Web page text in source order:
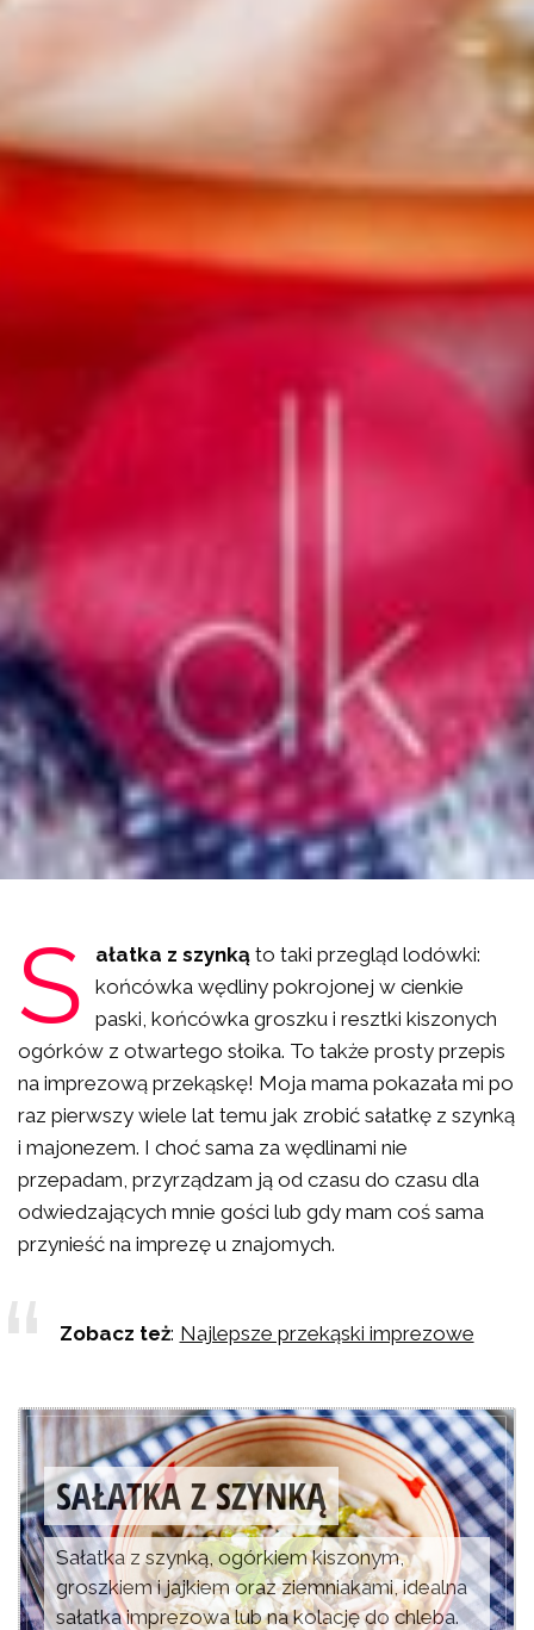
S ałatka z szynkąto taki przegląd lodówki:
końcówka wędliny pokrojonej w cienkie
paski, końcówka groszku i resztki kiszonych
ogórków z otwartego słoika. To także prosty przepis
na imprezową przekąskę! Moja mama pokazała mi po
raz pierwszy wiele lat temu jak zrobić sałatkę z szynką
i majonezem. I choć sama za wędlinami nie
przepadam, przyrządzam ją od czasu do czasu dla
odwiedzających mnie gości lub gdy mam coś sama
przynieść na imprezę u znajomych.
Zobacz też: Najlepsze przekąski imprezowe
SAŁATKA Z SZYNKĄ
Sałatka z szynką, ogórkiem kiszonym,
groszkiem i jajkiem oraz ziemniakami, idealna
sałatka imprezowa lub na kolację do chleba.